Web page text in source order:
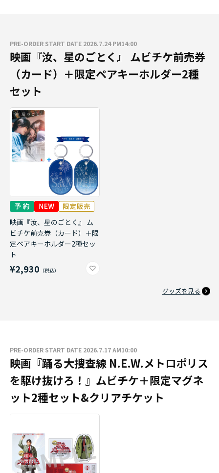
PRE-ORDER START DATE 2026.7.24 PM14:00
映画『汝、星のごとく』 ムビチケ前売券
（カード）＋限定ペアキーホルダー2種
セット
映画『汝、星のごとく』 ム
ビチケ前売券（カード）＋限
定ペアキーホルダー2種セッ
ト
¥2,930
グッズを見る
PRE-ORDER START DATE 2026.7.17 AM10:00
映画『踊る大捜査線 N.E.W.メトロポリス
を駆け抜けろ！』ムビチケ＋限定マグネ
ット2種セット&クリアチケット